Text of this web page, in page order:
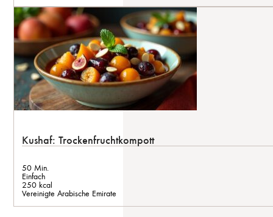
Kushaf: Trockenfruchtkompott
50 Min.
Einfach
250 kcal
Vereinigte Arabische Emirate